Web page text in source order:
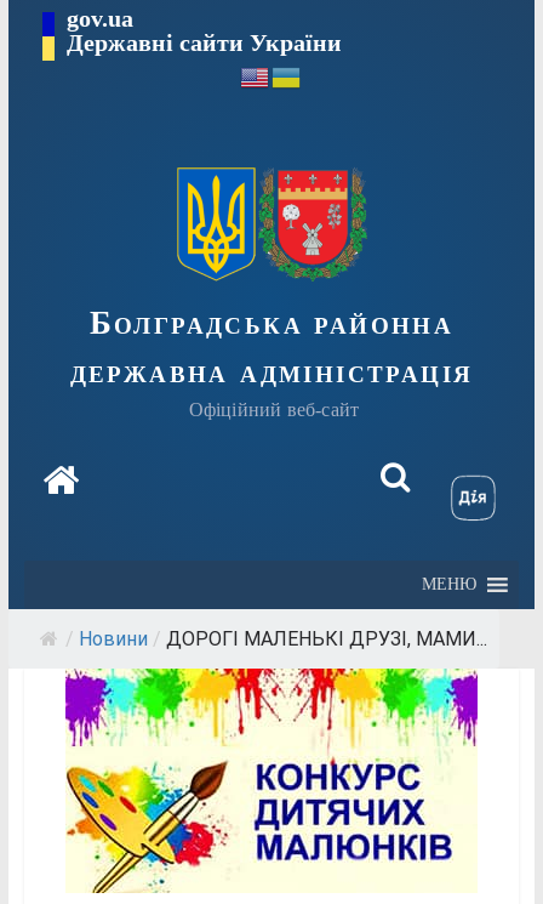
Перейтиgov.ua
Державні сайти України
Болградська районна
державна адміністрація
Офіційний веб-сайт
МЕНЮ
/ Новини / ДОРОГІ МАЛЕНЬКІ ДРУЗІ, МАМИ...